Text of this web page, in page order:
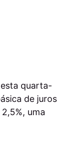
quarta-
de juros
uma